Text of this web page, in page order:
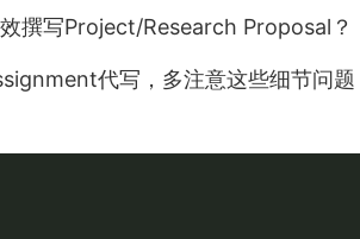
撰写Project/Research Proposal？
代写，多注意这些细节问题